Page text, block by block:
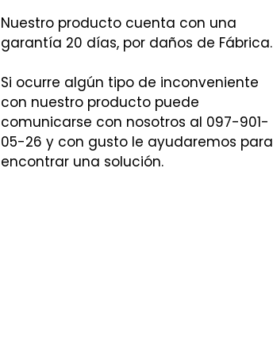
Nuestro producto cuenta con una
garantía 20 días, por daños de Fábrica.
Si ocurre algún tipo de inconveniente
con nuestro producto puede
comunicarse con nosotros al 097-901-
05-26 y con gusto le ayudaremos para
encontrar una solución.